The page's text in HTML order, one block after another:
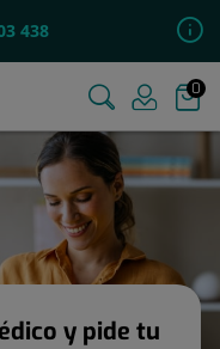
438
0
y pide tu